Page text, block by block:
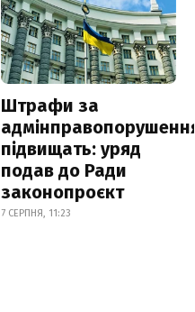
Штрафи за
адмінправопорушення
підвищать: уряд
подав до Ради
законопроєкт
7 СЕРПНЯ, 11:23